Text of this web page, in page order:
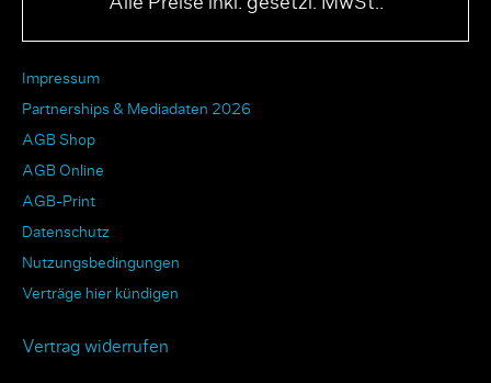
Impressum
Partnerships & Mediadaten 2026
AGB Shop
AGB Online
AGB-Print
Datenschutz
Nutzungsbedingungen
Verträge hier kündigen
Vertrag widerrufen